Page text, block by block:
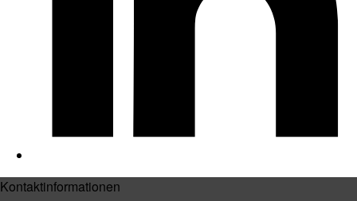
Kontaktinformationen